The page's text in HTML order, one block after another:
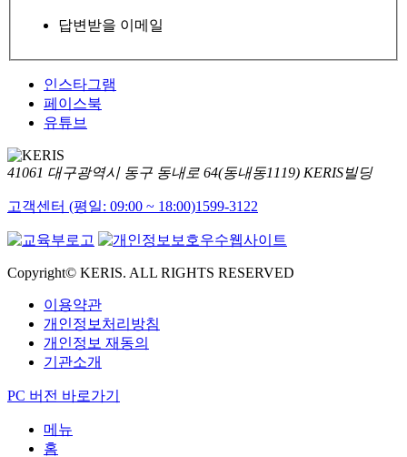
답변받을 이메일
인스타그램
페이스북
유튜브
41061 대구광역시 동구 동내로 64(동내동1119) KERIS빌딩
고객센터 (평일: 09:00 ~ 18:00)1599-3122
Copyright© KERIS. ALL RIGHTS RESERVED
이용약관
개인정보처리방침
개인정보 재동의
기관소개
PC 버전 바로가기
메뉴
홈